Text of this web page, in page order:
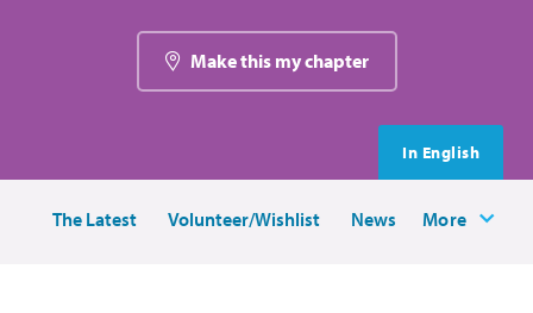
Make this my chapter
In English
The Latest Volunteer/Wishlist News More